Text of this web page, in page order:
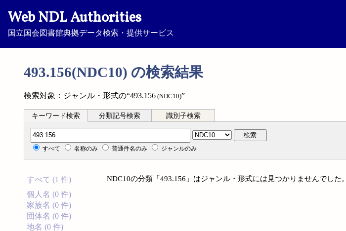
Web NDL Authorities
国立国会図書館典拠データ検索・提供サービス
493.156(NDC10) の検索結果
検索対象：ジャンル・形式の“493.156 (NDC10)”
キーワード検索 分類記号検索 識別子検索
分類記号検索 検索
すべて 名称のみ 普通件名のみ ジャンルのみ
すべて (1 件)
個人名 (0 件)
家族名 (0 件)
団体名 (0 件)
地名 (0 件)
NDC10の分類「493.156」はジャンル・形式には見つかりませんでした。